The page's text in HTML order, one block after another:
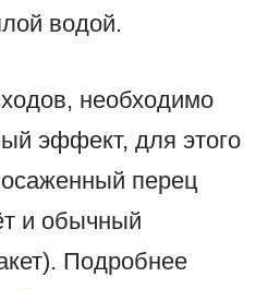
водой.
необходимо
эффект, для этого
перец
и обычный
Подробнее